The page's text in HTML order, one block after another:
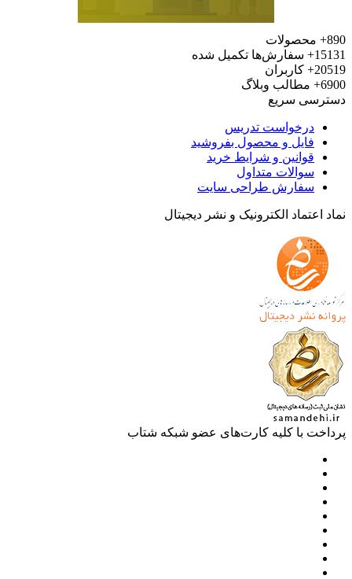
محصولات
سفارش‌ها تکمیل شده
کاربران
مطالب وبلاگ
سریع
درخواست تدریس
فایل و محصول بفروشید
قوانین و شرایط خرید
سوالات متداول
سفارش طراحی سایت
اعتماد الکترونیک و نشر دیجیتال
با کلیه کارت‌های عضو شبکه شتاب